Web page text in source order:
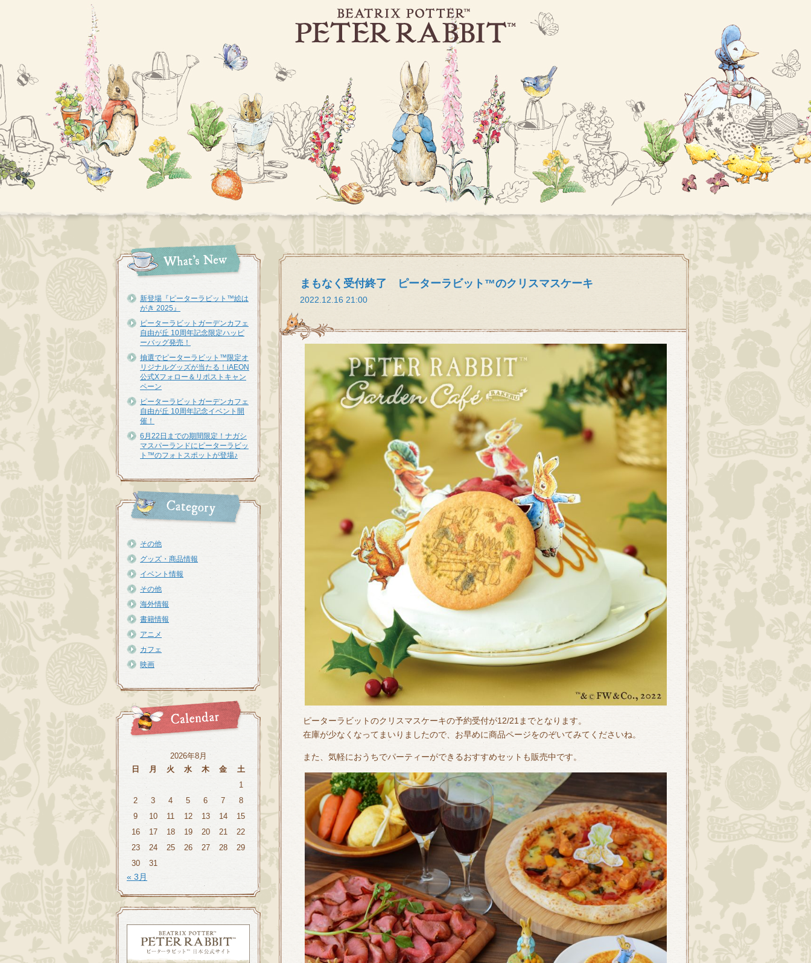
新登場『ピーターラビット™︎絵は
がき 2025』
ピーターラビットガーデンカフェ
自由が丘 10周年記念限定ハッピ
ーバッグ発売！
抽選でピーターラビット™限定オ
リジナルグッズが当たる！iAEON
公式Xフォロー＆リポストキャン
ペーン
ピーターラビットガーデンカフェ
自由が丘 10周年記念イベント開
催！
6月22日までの期間限定！ナガシ
マスパーランドにピーターラビッ
ト™のフォトスポットが登場♪
その他
グッズ・商品情報
イベント情報
その他
海外情報
書籍情報
アニメ
カフェ
映画
2026年8月
日
月 火 水 木 金
土
1
2
3 4 5 6 7
8
9
10 11 12 13 14
15
16
17 18 19 20 21
22
23
24 25 26 27 28
29
30
31
« 3月
まもなく受付終了 ピーターラビット™のクリスマスケーキ
2022.12.16 21:00
ピーターラビットのクリスマスケーキの予約受付が12/21までとなります。
在庫が少なくなってまいりましたので、お早めに商品ページをのぞいてみてくださいね。
また、気軽におうちでパーティーができるおすすめセットも販売中です。